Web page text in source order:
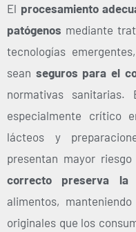
El procesamiento
patógenos mediante
tecnologías
sean seguros para el
normativas sanitarias.
especialmente crítico
lácteos y
presentan mayor
correcto preserva la
alimentos,
originales que los